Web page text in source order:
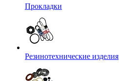
Прокладки
Резинотехнические изделия